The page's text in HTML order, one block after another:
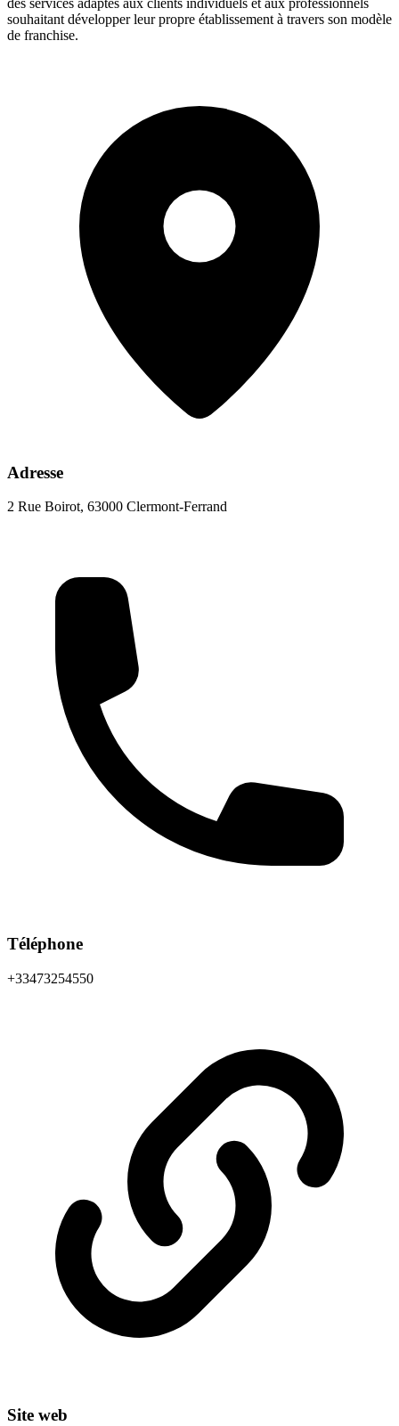
souhaitant développer leur propre établissement à travers son modèle
de franchise.
Adresse
2 Rue Boirot, 63000 Clermont-Ferrand
Téléphone
+33473254550
Site web